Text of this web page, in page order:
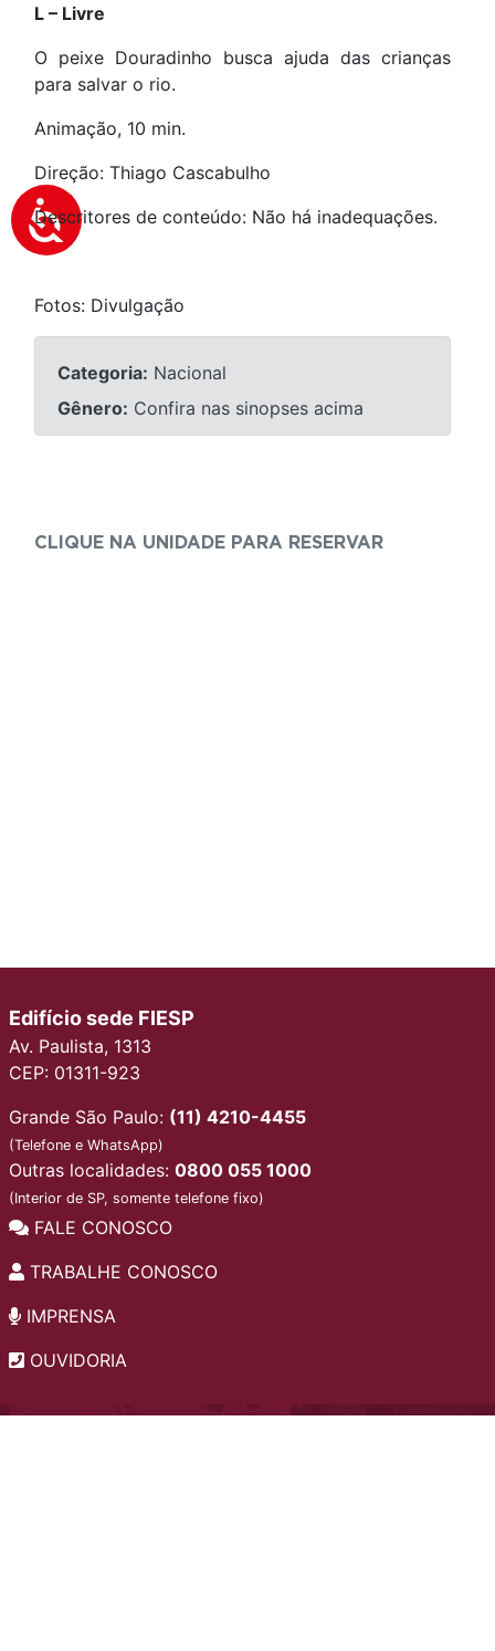
L – Livre
O peixe Douradinho busca ajuda das crianças
para salvar o rio.
Animação, 10 min.
Direção: Thiago Cascabulho
Descritores de conteúdo: Não há inadequações.
Fotos: Divulgação
Categoria: Nacional
Gênero: Confira nas sinopses acima
CLIQUE NA UNIDADE PARA RESERVAR
Edifício sede FIESP
Av. Paulista, 1313
CEP: 01311-923
Grande São Paulo: (11) 4210-4455
(Telefone e WhatsApp)
Outras localidades: 0800 055 1000
(Interior de SP, somente telefone fixo)
FALE CONOSCO
TRABALHE CONOSCO
IMPRENSA
OUVIDORIA